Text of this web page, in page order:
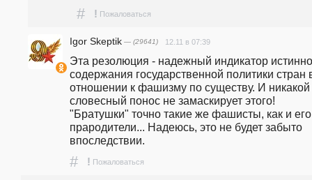
# ! Пожаловаться
Igor Skeptik — (29641) 12.11 в 07:39
Эта резолюция - надежный индикатор
содержания государственной политики стран
отношении к фашизму по существу. И никакой
словесный понос не замаскирует этого!
"Братушки" точно такие же фашисты, как и его
прародители... Надеюсь, это не будет забыто
впоследствии.
# ! Пожаловаться